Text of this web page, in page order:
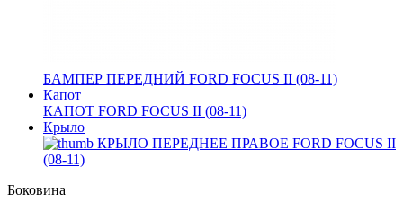
БАМПЕР ПЕРЕДНИЙ FORD FOCUS II (08-11)
Капот
КАПОТ FORD FOCUS II (08-11)
Крыло
КРЫЛО ПЕРЕДНЕЕ ПРАВОЕ FORD FOCUS II
(08-11)
Боковина